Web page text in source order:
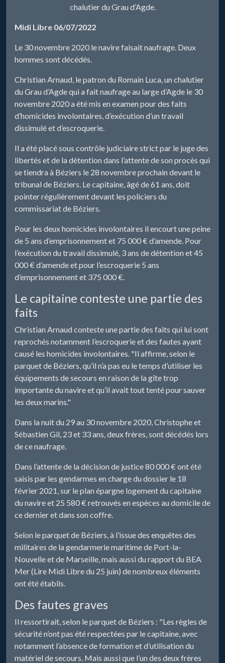
chalutier du Grau d’Agde.
Midi Libre 06/07/2022
Le 30 novembre 2020 le navire faisait naufrage. Deux
hommes sont décédés.
Christian Arnaud, le patron du Romain Luca, un chalutier
du Grau d’Agde qui a fait naufrage au large d’Agde le 30
novembre 2020 a été mis en examen pour des faits
d’homicides involontaires, d’exécution d’un travail
dissimulé et d’escroquerie.
Il a été placé sous contrôle judiciaire strict par le juge des
libertés et de la détention dans l’attente de son procès qui
se tiendra à Béziers le 28 novembre prochain devant le
tribunal de Béziers. Le capitaine, âgé de 61 ans, doit
pointer régulièrement devant les policiers du
commissariat de Béziers.
Pour les deux homicides involontaires il encourt une peine
de 5 ans d’emprisonnement et 75 000 € d’amende. Pour
l’exécution du travail dissimulé, 3 ans de détention et 45
000 € d’amende et pour l’escroquerie 5 ans
d’emprisonnement et 375 000 €.
Le capitaine conteste une partie des
faits
Christian Arnaud conteste une partie des faits qui lui sont
reprochés notamment l’escroquerie et des fautes ayant
causé les homicides involontaires. "Il affirme, selon le
parquet de Béziers, qu’il n’a pas eu le temps d’utiliser les
équipements de secours en raison de la gîte trop
importante du navire et qu’il avait tout tenté pour sauver
les deux marins."
Dans la nuit du 29 au 30 novembre 2020, Christophe et
Sébastien Gil, 23 et 33 ans, deux frères, sont décédés lors
de ce naufrage.
Dans l’attente de la décision de justice 80 000 € ont été
saisis par les gendarmes en charge du dossier le 18
février 2021, sur le plan épargne logement du capitaine
du navire et 25 580 € retrouvés en espèces au domicile de
ce dernier et dans son coffre.
Selon le parquet de Béziers, à l’issue des enquêtes des
militaires de la gendarmerie maritime de Port-la-
Nouvelle et de Marseille, mais aussi du rapport du BEA
Mer (Lire Midi Libre du 25 juin) de nombreux éléments
ont été établis.
Des fautes graves
Il ressortirait, selon le parquet de Béziers : "Les règles de
sécurité n’ont pas été respectées par le capitaine, avec
notamment l’absence de formation et d’utilisation du
matériel de secours. Mais aussi que l’un des deux frères